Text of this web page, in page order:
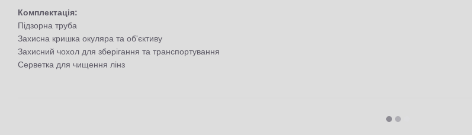
Комплектація:
Підзорна труба
Захисна кришка окуляра та об'єктиву
Захисний чохол для зберігання та транспортування
Серветка для чищення лінз